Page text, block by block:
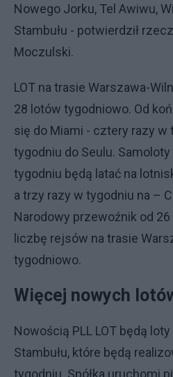
Nowego Jorku, Tel Awiwu,
Stambułu - potwierdził
Moczulski.
LOT na trasie Warszawa-
28 lotów tygodniowo. Od
się do Miami - cztery razy w
tygodniu do Seulu. Samoloty
tygodniu będą latać na
a trzy razy w tygodniu na –
Narodowy przewoźnik od
liczbę rejsów na trasie
tygodniowo.
Więcej nowych
Nowością PLL LOT będą
Stambułu, które będą
tygodniu. Spółka uruchomi